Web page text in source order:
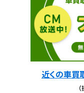
近くの車買